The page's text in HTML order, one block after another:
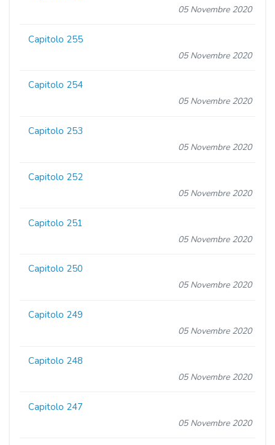
05 Novembre 2020
Capitolo 255
05 Novembre 2020
Capitolo 254
05 Novembre 2020
Capitolo 253
05 Novembre 2020
Capitolo 252
05 Novembre 2020
Capitolo 251
05 Novembre 2020
Capitolo 250
05 Novembre 2020
Capitolo 249
05 Novembre 2020
Capitolo 248
05 Novembre 2020
Capitolo 247
05 Novembre 2020